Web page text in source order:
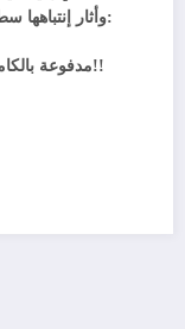
وأثار إنتباهها سطران قد كُتبا في الحاشية، فقرأت تلك الكلمات:
مدفوعة بالكامل مقابل كأس من اللبن التوقيع:د. هوارد كيلي!!